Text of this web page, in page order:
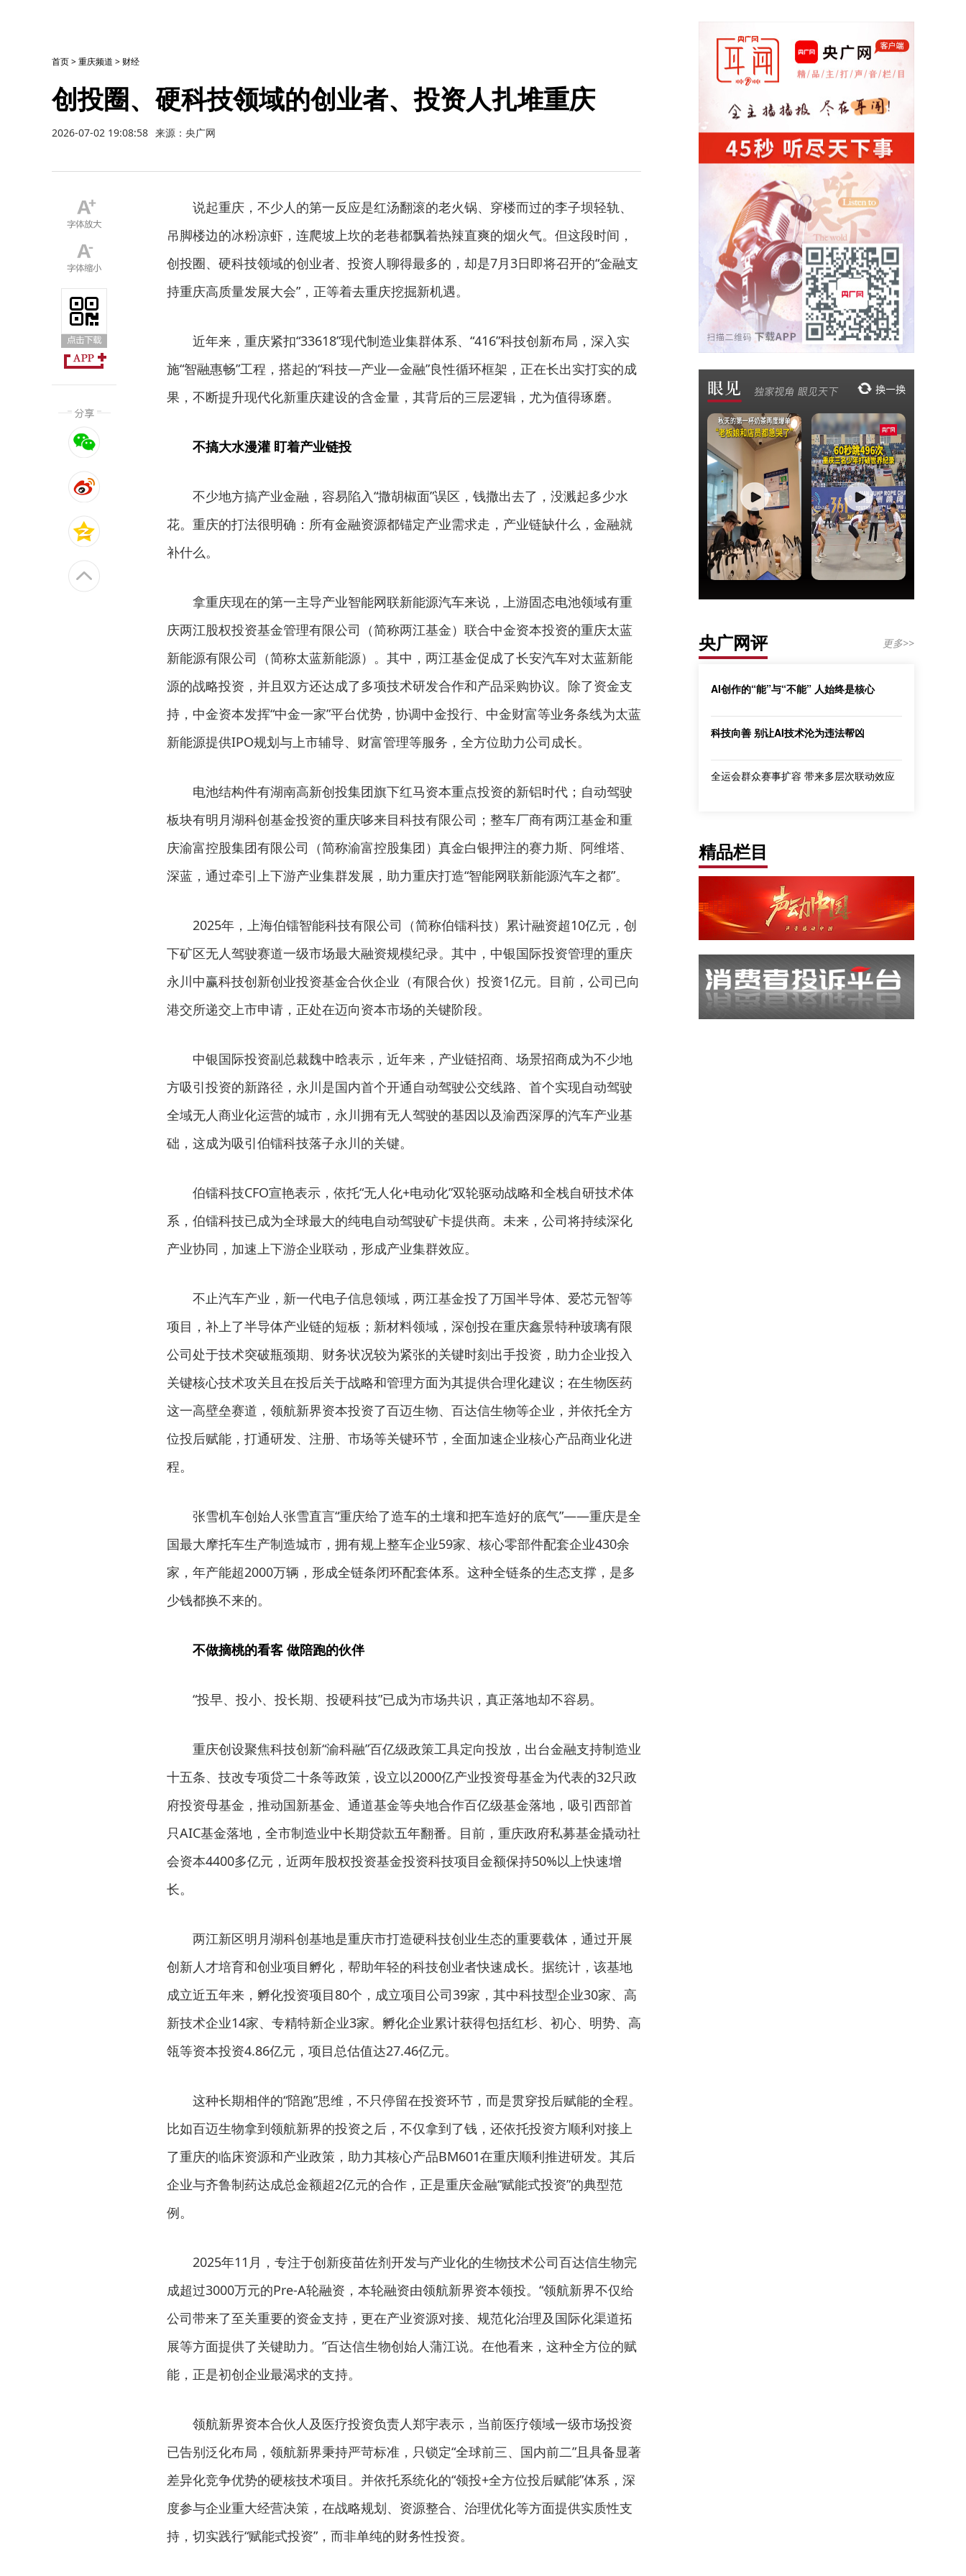
首页>重庆频道 > 财经
创投圈、硬科技领域的创业者、投资人扎堆重庆
2026-07-02 19:08:58 来源：央广网
说起重庆，不少人的第一反应是红汤翻滚的老火锅、穿楼而过的李子坝轻轨、
吊脚楼边的冰粉凉虾，连爬坡上坎的老巷都飘着热辣直爽的烟火气。但这段时间，
创投圈、硬科技领域的创业者、投资人聊得最多的，却是7月3日即将召开的“金融支
持重庆高质量发展大会”，正等着去重庆挖掘新机遇。
近年来，重庆紧扣“33618”现代制造业集群体系、“416”科技创新布局，深入实
施“智融惠畅”工程，搭起的“科技—产业—金融”良性循环框架，正在长出实打实的成
果，不断提升现代化新重庆建设的含金量，其背后的三层逻辑，尤为值得琢磨。
不搞大水漫灌 盯着产业链投
不少地方搞产业金融，容易陷入“撒胡椒面”误区，钱撒出去了，没溅起多少水
花。重庆的打法很明确：所有金融资源都锚定产业需求走，产业链缺什么，金融就
补什么。
拿重庆现在的第一主导产业智能网联新能源汽车来说，上游固态电池领域有重
庆两江股权投资基金管理有限公司（简称两江基金）联合中金资本投资的重庆太蓝
新能源有限公司（简称太蓝新能源）。其中，两江基金促成了长安汽车对太蓝新能
源的战略投资，并且双方还达成了多项技术研发合作和产品采购协议。除了资金支
持，中金资本发挥“中金一家”平台优势，协调中金投行、中金财富等业务条线为太蓝
新能源提供IPO规划与上市辅导、财富管理等服务，全方位助力公司成长。
电池结构件有湖南高新创投集团旗下红马资本重点投资的新铝时代；自动驾驶
板块有明月湖科创基金投资的重庆哆来目科技有限公司；整车厂商有两江基金和重
庆渝富控股集团有限公司（简称渝富控股集团）真金白银押注的赛力斯、阿维塔、
深蓝，通过牵引上下游产业集群发展，助力重庆打造“智能网联新能源汽车之都”。
2025年，上海伯镭智能科技有限公司（简称伯镭科技）累计融资超10亿元，创
下矿区无人驾驶赛道一级市场最大融资规模纪录。其中，中银国际投资管理的重庆
永川中赢科技创新创业投资基金合伙企业（有限合伙）投资1亿元。目前，公司已向
港交所递交上市申请，正处在迈向资本市场的关键阶段。
中银国际投资副总裁魏中晗表示，近年来，产业链招商、场景招商成为不少地
方吸引投资的新路径，永川是国内首个开通自动驾驶公交线路、首个实现自动驾驶
全域无人商业化运营的城市，永川拥有无人驾驶的基因以及渝西深厚的汽车产业基
础，这成为吸引伯镭科技落子永川的关键。
伯镭科技CFO宣艳表示，依托“无人化+电动化”双轮驱动战略和全栈自研技术体
系，伯镭科技已成为全球最大的纯电自动驾驶矿卡提供商。未来，公司将持续深化
产业协同，加速上下游企业联动，形成产业集群效应。
不止汽车产业，新一代电子信息领域，两江基金投了万国半导体、爱芯元智等
项目，补上了半导体产业链的短板；新材料领域，深创投在重庆鑫景特种玻璃有限
公司处于技术突破瓶颈期、财务状况较为紧张的关键时刻出手投资，助力企业投入
关键核心技术攻关且在投后关于战略和管理方面为其提供合理化建议；在生物医药
这一高壁垒赛道，领航新界资本投资了百迈生物、百达信生物等企业，并依托全方
位投后赋能，打通研发、注册、市场等关键环节，全面加速企业核心产品商业化进
程。
张雪机车创始人张雪直言“重庆给了造车的土壤和把车造好的底气”——重庆是全
国最大摩托车生产制造城市，拥有规上整车企业59家、核心零部件配套企业430余
家，年产能超2000万辆，形成全链条闭环配套体系。这种全链条的生态支撑，是多
少钱都换不来的。
不做摘桃的看客 做陪跑的伙伴
“投早、投小、投长期、投硬科技”已成为市场共识，真正落地却不容易。
重庆创设聚焦科技创新“渝科融”百亿级政策工具定向投放，出台金融支持制造业
十五条、技改专项贷二十条等政策，设立以2000亿产业投资母基金为代表的32只政
府投资母基金，推动国新基金、通道基金等央地合作百亿级基金落地，吸引西部首
只AIC基金落地，全市制造业中长期贷款五年翻番。目前，重庆政府私募基金撬动社
会资本4400多亿元，近两年股权投资基金投资科技项目金额保持50%以上快速增
长。
两江新区明月湖科创基地是重庆市打造硬科技创业生态的重要载体，通过开展
创新人才培育和创业项目孵化，帮助年轻的科技创业者快速成长。据统计，该基地
成立近五年来，孵化投资项目80个，成立项目公司39家，其中科技型企业30家、高
新技术企业14家、专精特新企业3家。孵化企业累计获得包括红杉、初心、明势、高
瓴等资本投资4.86亿元，项目总估值达27.46亿元。
这种长期相伴的“陪跑”思维，不只停留在投资环节，而是贯穿投后赋能的全程。
比如百迈生物拿到领航新界的投资之后，不仅拿到了钱，还依托投资方顺利对接上
了重庆的临床资源和产业政策，助力其核心产品BM601在重庆顺利推进研发。其后
企业与齐鲁制药达成总金额超2亿元的合作，正是重庆金融“赋能式投资”的典型范
例。
2025年11月，专注于创新疫苗佐剂开发与产业化的生物技术公司百达信生物完
成超过3000万元的Pre-A轮融资，本轮融资由领航新界资本领投。“领航新界不仅给
公司带来了至关重要的资金支持，更在产业资源对接、规范化治理及国际化渠道拓
展等方面提供了关键助力。”百达信生物创始人蒲江说。在他看来，这种全方位的赋
能，正是初创企业最渴求的支持。
领航新界资本合伙人及医疗投资负责人郑宇表示，当前医疗领域一级市场投资
已告别泛化布局，领航新界秉持严苛标准，只锁定“全球前三、国内前二”且具备显著
差异化竞争优势的硬核技术项目。并依托系统化的“领投+全方位投后赋能”体系，深
度参与企业重大经营决策，在战略规划、资源整合、治理优化等方面提供实质性支
持，切实践行“赋能式投资”，而非单纯的财务性投资。
央广网评 更多>>
AI创作的“能”与“不能” 人始终是核心
科技向善 别让AI技术沦为违法帮凶
全运会群众赛事扩容 带来多层次联动效应
精品栏目